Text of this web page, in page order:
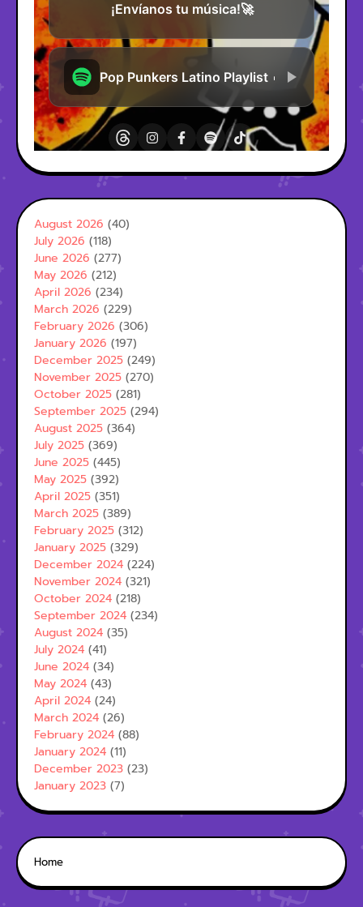
August 2026 (40)
July 2026 (118)
June 2026 (277)
May 2026 (212)
April 2026 (234)
March 2026 (229)
February 2026 (306)
January 2026 (197)
December 2025 (249)
November 2025 (270)
October 2025 (281)
September 2025 (294)
August 2025 (364)
July 2025 (369)
June 2025 (445)
May 2025 (392)
April 2025 (351)
March 2025 (389)
February 2025 (312)
January 2025 (329)
December 2024 (224)
November 2024 (321)
October 2024 (218)
September 2024 (234)
August 2024 (35)
July 2024 (41)
June 2024 (34)
May 2024 (43)
April 2024 (24)
March 2024 (26)
February 2024 (88)
January 2024 (11)
December 2023 (23)
January 2023 (7)
Home